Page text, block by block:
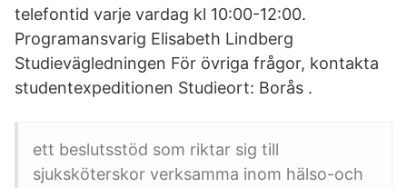
telefontid varje vardag kl 10:00-12:00.
Programansvarig Elisabeth Lindberg
Studievägledningen För övriga frågor, kontakta
studentexpeditionen Studieort: Borås .
ett beslutsstöd som riktar sig till
sjuksköterskor verksamma inom hälso-och